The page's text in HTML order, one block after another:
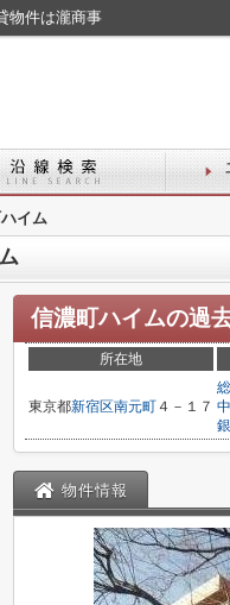
物件は瀧商事
イム
信濃町ハイムの過
所在地
東京都新宿区南元町４－１７
物件情報